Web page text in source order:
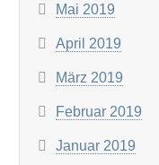
Mai 2019
April 2019
März 2019
Februar 2019
Januar 2019